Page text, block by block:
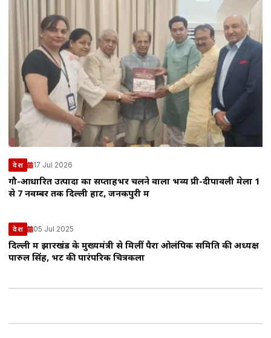
देश 17 Jul 2026
गौ-आधारित उत्पादों का सप्ताहभर चलने वाला भव्य प्री-दीपावली मेला 1
से 7 नवम्बर तक दिल्ली हाट, जनकपुरी में
देश 05 Jul 2025
दिल्ली में झारखंड के मुख्यमंत्री से मिलीं पैरा ओलंपिक समिति की अध्यक्ष
पारुल सिंह, भेंट की पारंपरिक चित्रकला